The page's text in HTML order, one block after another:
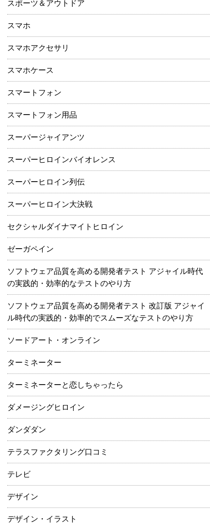
スポーツ＆アウトドア
スマホ
スマホアクセサリ
スマホケース
スマートフォン
スマートフォン用品
スーパージャイアンツ
スーパーヒロインバイオレンス
スーパーヒロイン列伝
スーパーヒロイン大決戦
セクシャルダイナマイトヒロイン
ゼーガペイン
ソフトウェア品質を高める開発者テスト アジャイル時代
の実践的・効率的なテストのやり方
ソフトウェア品質を高める開発者テスト 改訂版 アジャイ
ル時代の実践的・効率的でスムーズなテストのやり方
ソードアート・オンライン
ターミネーター
ターミネーターと恋しちゃったら
ダメージングヒロイン
ダンダダン
テラスファクタリング口コミ
テレビ
デザイン
デザイン・イラスト